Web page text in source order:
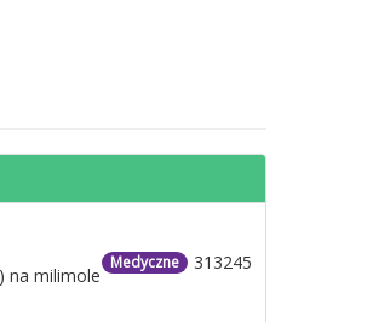
313245
Medyczne
na milimole